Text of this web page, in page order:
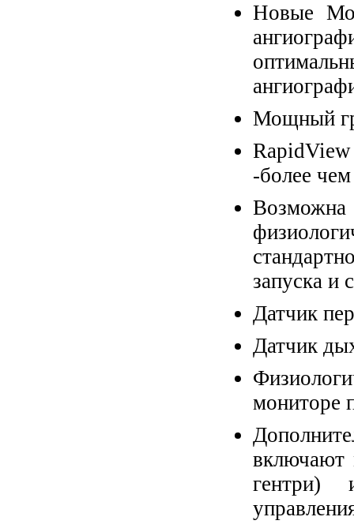
Новые
Мощный
RapidView
-более
запуска и
Датчик
Датчик
мониторе
включают
гентри)